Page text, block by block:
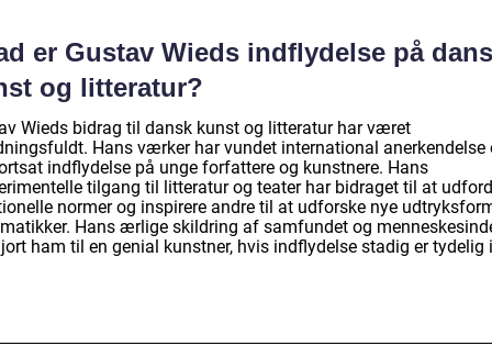
er Gustav Wieds indflydelse på
og litteratur?
Wieds bidrag til dansk kunst og litteratur har været
Hans værker har vundet international anerkendelse
indflydelse på unge forfattere og kunstnere. Hans
tilgang til litteratur og teater har bidraget til at
normer og inspirere andre til at udforske nye
Hans ærlige skildring af samfundet og
ham til en genial kunstner, hvis indflydelse stadig er tydelig i